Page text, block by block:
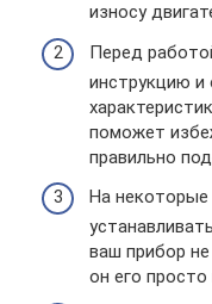
износу
Перед
инструкцию и
поможет
правильно
На
ваш прибор
он его